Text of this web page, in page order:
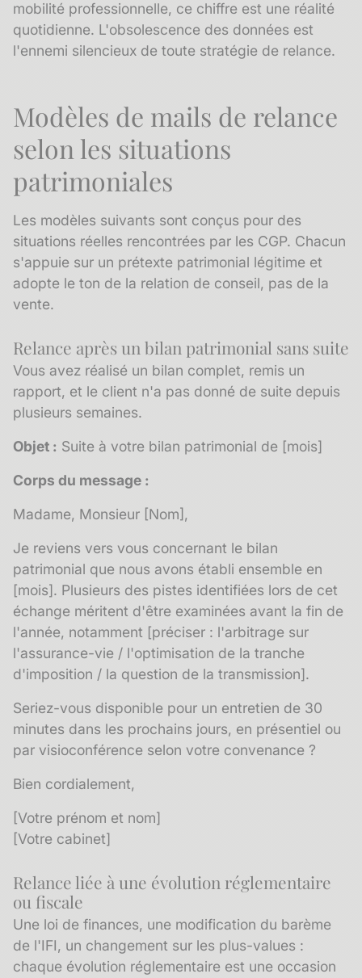
mobilité professionnelle, ce chiffre est une réalité
quotidienne. L'obsolescence des données est
l'ennemi silencieux de toute stratégie de relance.
Modèles de mails de relance
selon les situations
patrimoniales
Les modèles suivants sont conçus pour des
situations réelles rencontrées par les CGP. Chacun
s'appuie sur un prétexte patrimonial légitime et
adopte le ton de la relation de conseil, pas de la
vente.
Relance après un bilan patrimonial sans suite
Vous avez réalisé un bilan complet, remis un
rapport, et le client n'a pas donné de suite depuis
plusieurs semaines.
Objet : Suite à votre bilan patrimonial de [mois]
Corps du message :
Madame, Monsieur [Nom],
Je reviens vers vous concernant le bilan
patrimonial que nous avons établi ensemble en
[mois]. Plusieurs des pistes identifiées lors de cet
échange méritent d'être examinées avant la fin de
l'année, notamment [préciser : l'arbitrage sur
l'assurance-vie / l'optimisation de la tranche
d'imposition / la question de la transmission].
Seriez-vous disponible pour un entretien de 30
minutes dans les prochains jours, en présentiel ou
par visioconférence selon votre convenance ?
Bien cordialement,
[Votre prénom et nom]
[Votre cabinet]
Relance liée à une évolution réglementaire
ou fiscale
Une loi de finances, une modification du barème
de l'IFI, un changement sur les plus-values :
chaque évolution réglementaire est une occasion